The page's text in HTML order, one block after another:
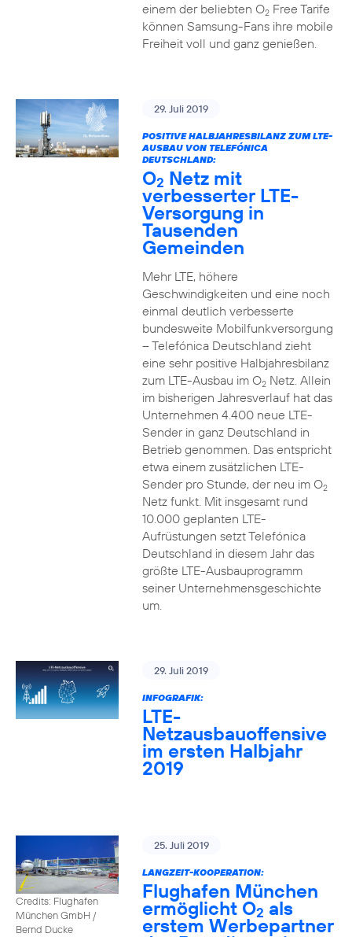
einem der beliebten O2Free Tarife
können Samsung-Fans ihre mobile
Freiheit voll und ganz genießen.
29. Juli 2019
POSITIVE HALBJAHRESBILANZ ZUM LTE-
AUSBAU VON TELEFÓNICA
DEUTSCHLAND:
O2 Netz mit
verbesserter LTE-
Versorgung in
Tausenden
Gemeinden
Mehr LTE, höhere
Geschwindigkeiten und eine noch
einmal deutlich verbesserte
bundesweite Mobilfunkversorgung
– Telefónica Deutschland zieht
eine sehr positive Halbjahresbilanz
zum LTE-Ausbau im O2Netz. Allein
im bisherigen Jahresverlauf hat das
Unternehmen 4.400 neue LTE-
Sender in ganz Deutschland in
Betrieb genommen. Das entspricht
etwa einem zusätzlichen LTE-
Sender pro Stunde, der neu im O2
Netz funkt. Mit insgesamt rund
10.000 geplanten LTE-
Aufrüstungen setzt Telefónica
Deutschland in diesem Jahr das
größte LTE-Ausbauprogramm
seiner Unternehmensgeschichte
um.
29. Juli 2019
INFOGRAFIK:
LTE-
Netzausbauoffensive
im ersten Halbjahr
2019
Credits: Flughafen
München GmbH /
Bernd Ducke
25. Juli 2019
LANGZEIT-KOOPERATION:
Flughafen München
ermöglicht O2 als
erstem Werbepartner